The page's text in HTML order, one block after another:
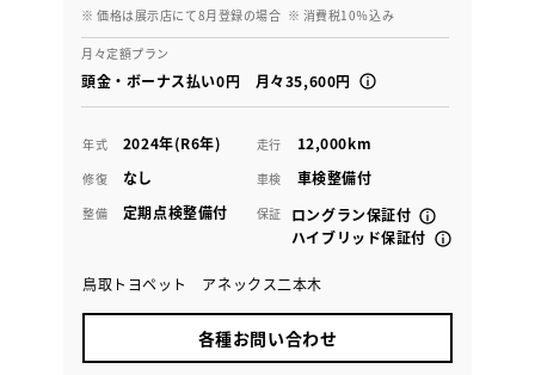
※ 価格は展示店にて8月登録の場合 ※ 消費税10％込み
月々定額プラン
頭金・ボーナス払い0円 月々35,600円
年式 2024年(R6年) 走行 12,000km
修復 なし 車検 車検整備付
整備 定期点検整備付 保証
ロングラン保証付
ハイブリッド保証付
鳥取トヨペット アネックス二本木
各種お問い合わせ